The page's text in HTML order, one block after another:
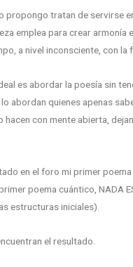
propongo tratan de servirse
emplea para crear armonía
a nivel inconsciente, con la
es abordar la poesía sin
abordan quienes apenas
hacen con mente abierta,
en el foro mi primer poema
poema cuántico, NADA
estructuras iniciales).
el resultado.